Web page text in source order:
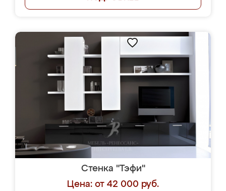
Стенка "Тэфи"
Цена: от 42 000 руб.